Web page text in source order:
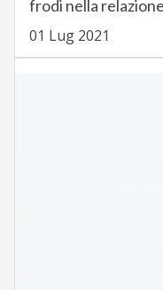
frodi nella
01 Lug 2021